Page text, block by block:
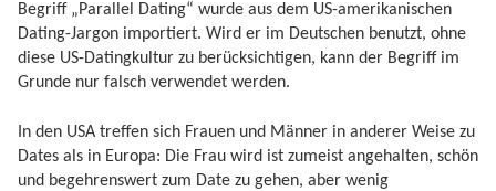
Begriff „Parallel Dating“ wurde aus dem US-amerikanischen
Dating-Jargon importiert. Wird er im Deutschen benutzt, ohne
diese US-Datingkultur zu berücksichtigen, kann der Begriff im
Grunde nur falsch verwendet werden.
In den USA treffen sich Frauen und Männer in anderer Weise zu
Dates als in Europa: Die Frau wird ist zumeist angehalten, schön
und begehrenswert zum Date zu gehen, aber wenig